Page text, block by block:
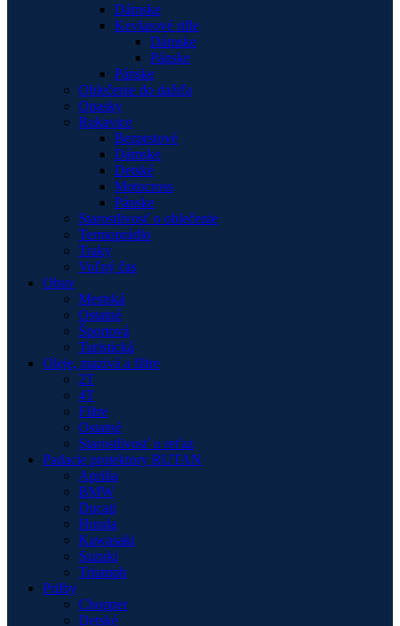
Dámske
Kevlarové rifle
Dámske
Pánske
Pánske
Oblečenie do dažďa
Opasky
Rukavice
Bezprstové
Dámske
Detské
Motocross
Pánske
Starostlivosť o oblečenie
Termoprádlo
Traky
Voľný čas
Obuv
Mestská
Ostatné
Športová
Turistická
Oleje, mazivá a filtre
2T
4T
Filtre
Ostatné
Starostlivosť o reťaz
Padacie protektory RUTAN
Aprilia
BMW
Ducati
Honda
Kawasaki
Suzuki
Triumph
Prilby
Chopper
Detské